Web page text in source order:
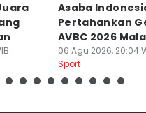
Asaba
Pertahankan
AVBC 2026
06 Agu 2026, 20:04
Sport